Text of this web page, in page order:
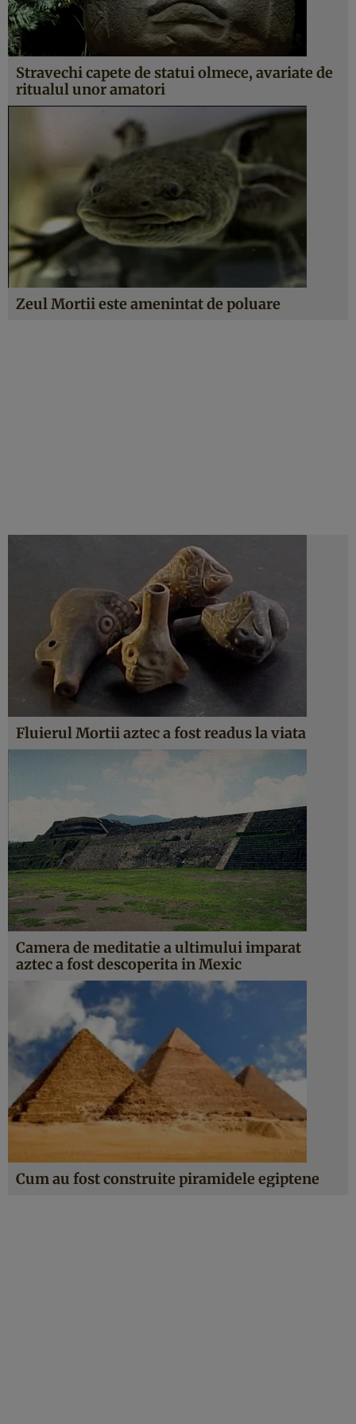
Stravechi capete de statui olmece, avariate de
ritualul unor amatori
Zeul Mortii este amenintat de poluare
Fluierul Mortii aztec a fost readus la viata
Camera de meditatie a ultimului imparat
aztec a fost descoperita in Mexic
Cum au fost construite piramidele egiptene